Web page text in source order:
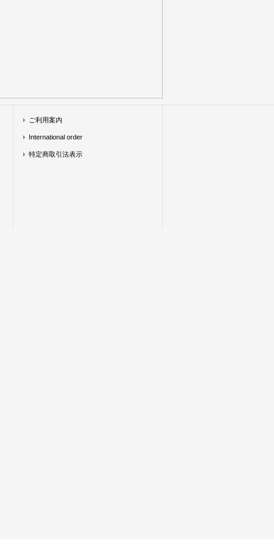
ご利用案内
International order
特定商取引法表示